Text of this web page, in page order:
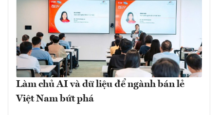
Làm chủ AI và dữ liệu để ngành bán lẻ
Việt Nam bứt phá